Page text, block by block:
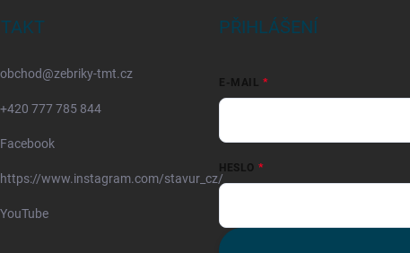
obchod@zebriky-tmt.cz
+420 777 785 844
Facebook
https://www.instagram.com/stavur_cz/
YouTube
PŘIHLÁŠENÍ
E-MAIL
HESLO